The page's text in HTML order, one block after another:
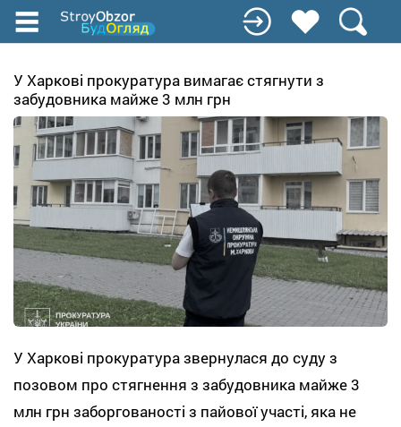
Перейти
до
вмісту
У Харкові прокуратура вимагає стягнути з
забудовника майже 3 млн грн
У Харкові прокуратура звернулася до суду з
позовом про стягнення з забудовника майже 3
млн грн заборгованості з пайової участі, яка не